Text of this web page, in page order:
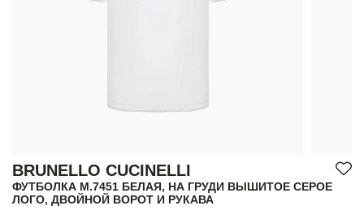
BRUNELLO CUCINELLI
ФУТБОЛКА M.7451 БЕЛАЯ, НА ГРУДИ ВЫШИТОЕ СЕРОЕ
ЛОГО, ДВОЙНОЙ ВОРОТ И РУКАВА